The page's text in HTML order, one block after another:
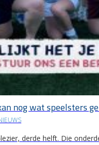
nog wat speelsters
derde helft. Die